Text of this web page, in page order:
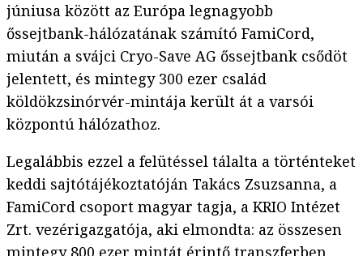
júniusa között az Európa legnagyobb
őssejtbank-hálózatának számító FamiCord,
miután a svájci Cryo-Save AG őssejtbank csődöt
jelentett, és mintegy 300 ezer család
köldökzsinórvér-mintája került át a varsói
központú hálózathoz.
Legalábbis ezzel a felütéssel tálalta a történteket
keddi sajtótájékoztatóján Takács Zsuzsanna, a
FamiCord csoport magyar tagja, a KRIO Intézet
Zrt. vezérigazgatója, aki elmondta: az összesen
mintegy 800 ezer mintát érintő transzferben